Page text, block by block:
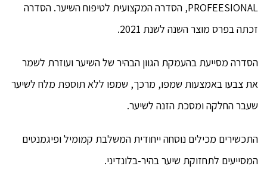
ה-
מסייעת
PROFEESIONAL, הסדרה המקצועית לטיפוח השיער. הסדרה
זכתה בפרס מוצר השנה לשנת 2021.
הסדרה מסייעת בהעמקת הגוון הבהיר של השיער ועוזרת לשמר
את צבעו באמצעות שמפו, מרכך, שמפו ללא תוספת מלח לשיער
שעבר החלקה ומסכת הזנה לשיער.
התכשירים מכילים נוסחה ייחודית המשלבת קמומיל ופיגמנטים
המסייעים לתחזוקת שיער בהיר-בלונדיני.